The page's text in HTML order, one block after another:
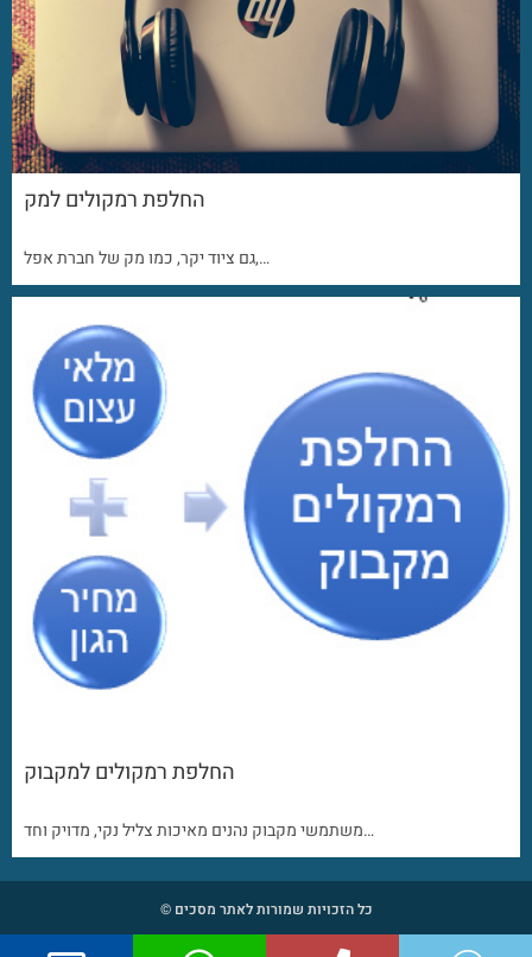
החלפת רמקולים למק
גם ציוד יקר, כמו מק של חברת אפל,…
החלפת רמקולים למקבוק
משתמשי מקבוק נהנים מאיכות צליל נקי, מדויק וחד…
כל הזכויות שמורות לאתר מסכים ©